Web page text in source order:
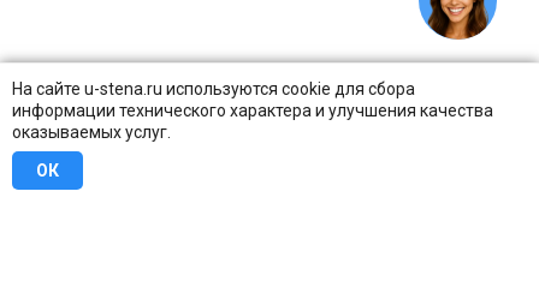
На сайте u-stena.ru используются cookie для сбора
информации технического характера и улучшения качества
оказываемых услуг.
ОК